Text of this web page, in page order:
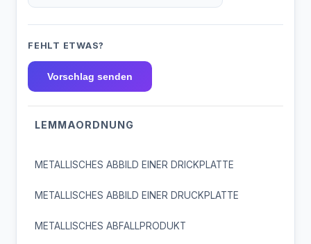
FEHLT ETWAS?
Vorschlag senden
LEMMAORDNUNG
METALLISCHES ABBILD EINER DRICKPLATTE
METALLISCHES ABBILD EINER DRUCKPLATTE
METALLISCHES ABFALLPRODUKT